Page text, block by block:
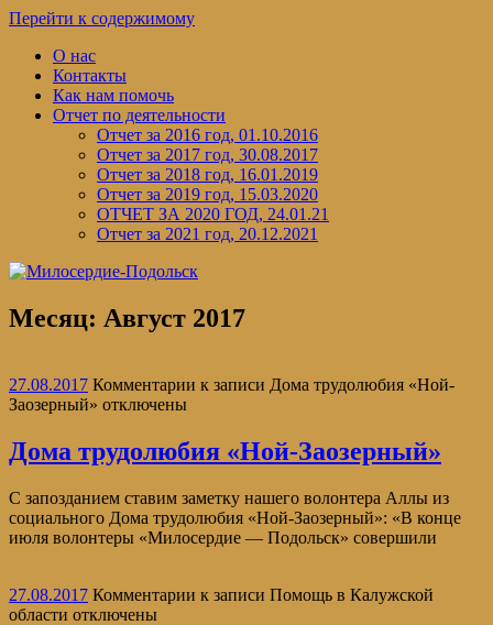
Перейти к содержимому
О нас
Контакты
Как нам помочь
Отчет по деятельности
Отчет за 2016 год, 01.10.2016
Отчет за 2017 год, 30.08.2017
Отчет за 2018 год, 16.01.2019
Отчет за 2019 год, 15.03.2020
ОТЧЕТ ЗА 2020 ГОД, 24.01.21
Отчет за 2021 год, 20.12.2021
Месяц: Август 2017
27.08.2017 Комментарии к записи Дома трудолюбия «Ной-
Заозерный» отключены
Дома трудолюбия «Ной-Заозерный»
С запозданием ставим заметку нашего волонтера Аллы из
социального Дома трудолюбия «Ной-Заозерный»: «В конце
июля волонтеры «Милосердие — Подольск» совершили
27.08.2017 Комментарии к записи Помощь в Калужской
области отключены